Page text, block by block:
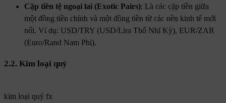
Cặp tiền tệ ngoại lai (Exotic Pairs): Là các cặp tiền giữa
một đồng tiền chính và một đồng tiền từ các nền kinh tế mới
nổi. Ví dụ: USD/TRY (USD/Lira Thổ Nhĩ Kỳ), EUR/ZAR
(Euro/Rand Nam Phi).
2.2. Kim loại quý
kim loại quý fx